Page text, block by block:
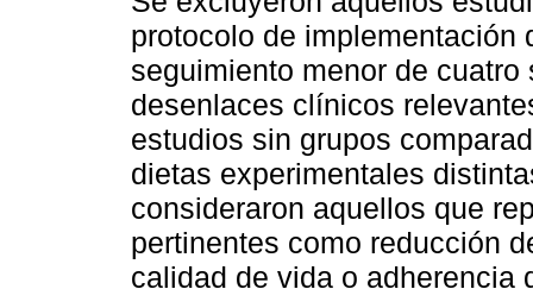
protocolo de implementación
seguimiento menor de
desenlaces clínicos
estudios sin grupos
dietas experimentales
consideraron aquellos que
pertinentes como reducción
calidad de vida o adherencia